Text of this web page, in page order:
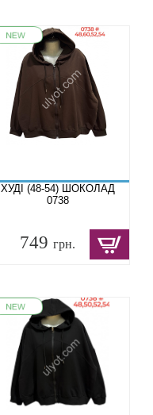
ХУДІ (48-54) ШОКОЛАД
0738
749грн.